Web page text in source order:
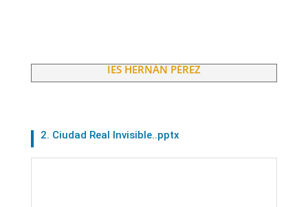
IES HERNÁN PÉREZ
2. Ciudad Real Invisible..pptx